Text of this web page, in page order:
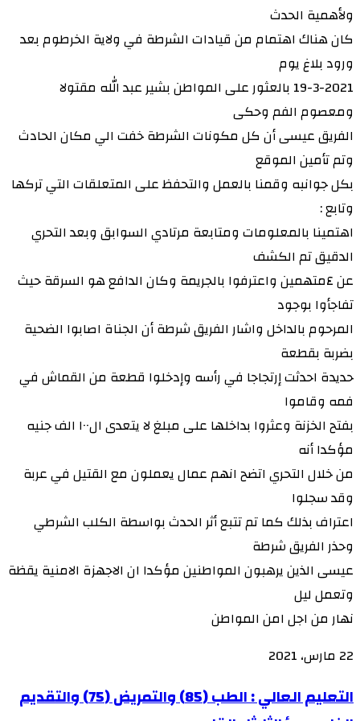
ولأهمية الحدث
كان هناك اهتمام من قيادات الشرطة في ولاية الخرطوم بعد
ورود بلاغ يوم
19-3-2021 بالعثور على المواطن بشير عبد الله مقتولا
ومعصوم الفم وحكى
الفريق عيسى أن كل مكونات الشرطة خفت الي مكان الحادث
وتم تأمين الموقع
بكل جوانبه وقمنا بالعمل والتحفظ على المتعلقات التي تركها
وتابع :
اهتمينا بالمعلومات ومتابعة مرتادي السوابق وبعد التحري
الدقيق تم الكشف
عن ٤متهمين واعترفوا بالجريمة وكان الدافع هو السرقة حيث
تفاجأوا بوجود
المرحوم بالداخل واشار الفريق شرطة أن الجناة اصابوا الضحية
بضربة بقطعة
حديدة احدثت إرتجاجا في رأسه وإدخلوا قطعة من القماش في
فمه وقاموا
بفتح الخزنة وعثروا بداخلها على مبلغ لا يتعدى ال١٠٠ الف جنيه
مؤكدا أنه
من خلال التحري اتضح انهم عمال يعملون مع القتيل في عربة
وقد سجلوا
اعتراف بذلك كما تم تتبع أثر الحدث بواسطة الكلب الشرطي
وحذر الفريق شرطة
عيسى الذين يرهبون المواطنين مؤكدا ان الاجهزة الامنية يقظة
وتعمل ليل
نهار من اجل امن المواطن
22 مارس، 2021
التعليم
التعليم العالي : الطب (85) والتمريض (75) والتقديم